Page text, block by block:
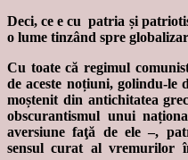
Deci, ce e cu patria și
o lume tinzând spre
Cu toate că regimul
de aceste noțiuni, golindu-le
moștenit din antichitatea
obscurantismul unui
aversiune faţă de ele –,
sensul curat al vremurilor